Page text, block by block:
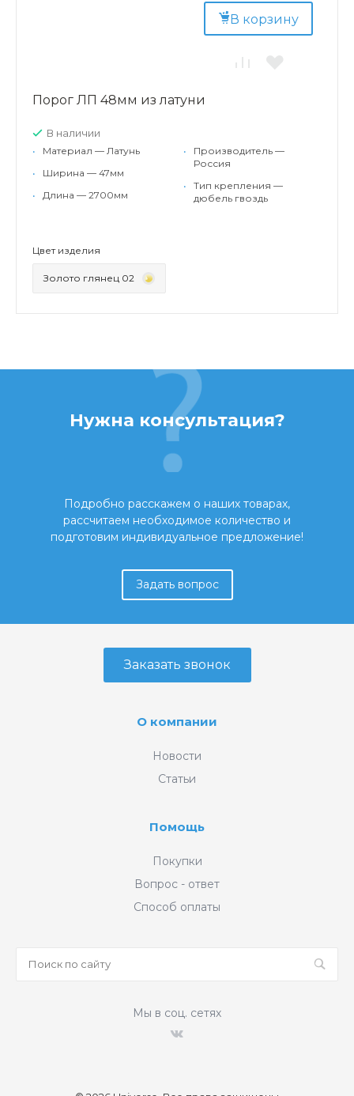
В корзину
Порог ЛП 48мм из латуни
В наличии
•
Материал — Латунь
•
Ширина — 47мм
•
Длина — 2700мм
•
Производитель —
Россия
•
Тип крепления —
дюбель гвоздь
Цвет изделия
Золото глянец 02
Нужна консультация?
Подробно расскажем о наших товарах,
рассчитаем необходимое количество и
подготовим индивидуальное предложение!
Задать вопрос
Заказать звонок
О компании
Новости
Статьи
Помощь
Покупки
Вопрос - ответ
Способ оплаты
Мы в соц. сетях